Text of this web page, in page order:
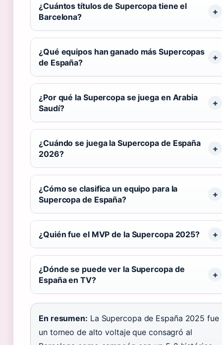
¿Cuántos títulos de Supercopa tiene el
Barcelona?
¿Qué equipos han ganado más Supercopas
de España?
¿Por qué la Supercopa se juega en Arabia
Saudí?
¿Cuándo se juega la Supercopa de España
2026?
¿Cómo se clasifica un equipo para la
Supercopa de España?
¿Quién fue el MVP de la Supercopa 2025?
¿Dónde se puede ver la Supercopa de
España en TV?
En resumen: La Supercopa de España 2025 fue
un torneo de alto voltaje que consagró al